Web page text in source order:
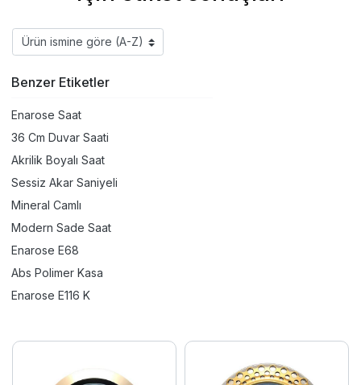
Benzer Etiketler
Enarose Saat
36 Cm Duvar Saati
Akrilik Boyalı Saat
Sessiz Akar Saniyeli
Mineral Camlı
Modern Sade Saat
Enarose E68
Abs Polimer Kasa
Enarose E116 K